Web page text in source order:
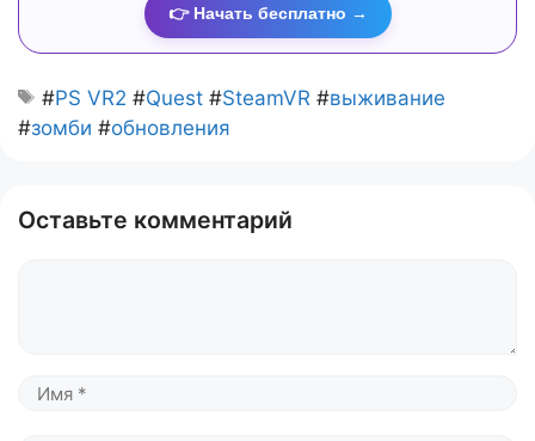
👉 Начать бесплатно →
#PS VR2 #Quest #SteamVR #выживание
#зомби #обновления
Оставьте комментарий
Имя